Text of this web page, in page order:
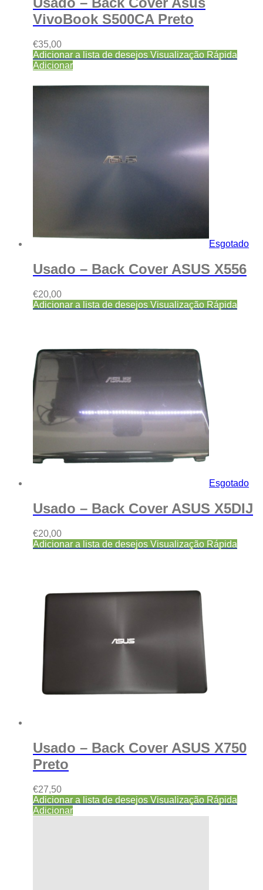
VivoBook S500CA Preto
€35,00
Adicionar a lista de desejos Visualização Rápida
Adicionar
Esgotado
Usado – Back Cover ASUS X556
€20,00
Adicionar a lista de desejos Visualização Rápida
Esgotado
Usado – Back Cover ASUS X5DIJ
€20,00
Adicionar a lista de desejos Visualização Rápida
Usado – Back Cover ASUS X750
Preto
€27,50
Adicionar a lista de desejos Visualização Rápida
Adicionar